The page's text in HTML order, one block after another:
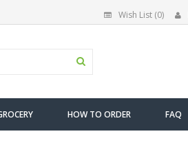
Wish List (0)
HOW TO ORDER FAQ